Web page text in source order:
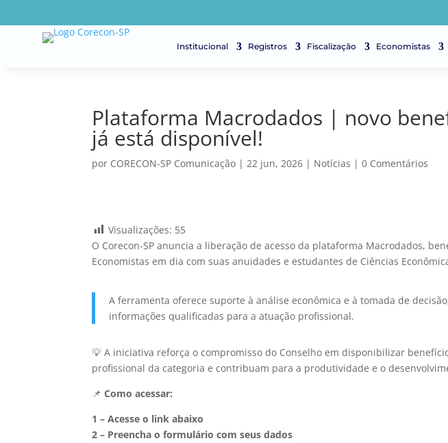
Institucional Registros Fiscalização Economistas
Plataforma Macrodados | novo
já está disponível!
por CORECON-SP Comunicação |22 jun, 2026 | Notícias |0 Comentários
Visualizações: 55
O Corecon-SP anuncia a liberação de acesso da plataforma Macrodados,
Economistas em dia com suas anuidades e estudantes de Ciências
A ferramenta oferece suporte à análise econômica e à tomada de
informações qualificadas para a atuação profissional.
💡 A iniciativa reforça o compromisso do Conselho em disponibilizar
profissional da categoria e contribuam para a produtividade e o
📌Como acessar:
1 – Acesse o link abaixo
2 – Preencha o formulário com seus dados